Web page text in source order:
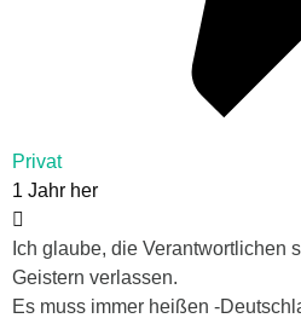
Privat
1 Jahr her
Ich glaube, die Verantwortlichen
Geistern verlassen.
Es muss immer heißen -